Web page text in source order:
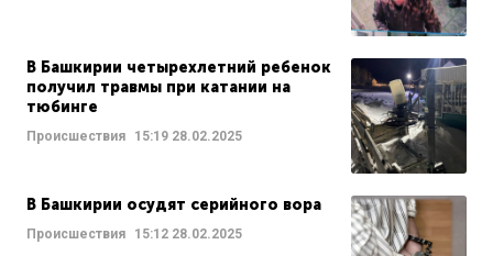
В Башкирии четырехлетний ребенок
получил травмы при катании на
тюбинге
Происшествия 15:19 28.02.2025
В Башкирии осудят серийного вора
Происшествия 15:12 28.02.2025